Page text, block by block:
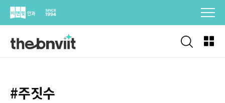
Skip
#주짓수